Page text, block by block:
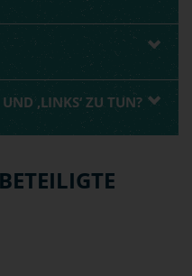
‚LINKS‘ ZU TUN?